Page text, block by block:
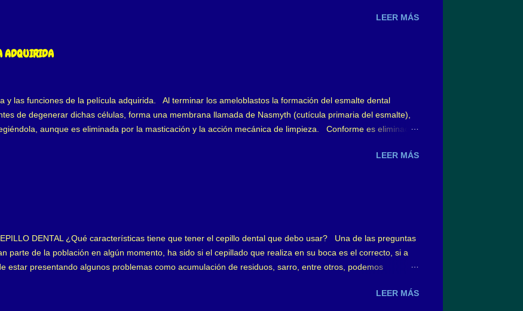
en el sexo femenino joven, pero afecta a la población en general, un 50% aproximadamente;
que es generada por estrés, cambios hormonales, problemas gastrointestinales, por cierto tipo de
LEER MÁS
ADQUIRIDA
y las funciones de la película adquirida. Al terminar los ameloblastos la formación del esmalte dental
de degenerar dichas células, forma una membrana llamada de Nasmyth (cutícula primaria del esmalte),
aunque es eliminada por la masticación y la acción mecánica de limpieza. Conforme es eliminada,
es estéril, cubriendo todos los tejidos bucales, formada en segundos. Sobre la hidroxiapatita del esmalte,
glucoproteínas tanto ácidas como básicas o alcalinas, se unen a esta capa iónica denominada capa de
LEER MÁS
DENTAL ¿Qué características tiene que tener el cepillo dental que debo usar? Una de las preguntas
parte de la población en algún momento, ha sido si el cepillado que realiza en su boca es el correcto, si a
estar presentando algunos problemas como acumulación de residuos, sarro, entre otros, podemos
el mercado tantas marcas y cepillos dentales, donde somos bombardeados por los distintos diseños,LEER MÁS